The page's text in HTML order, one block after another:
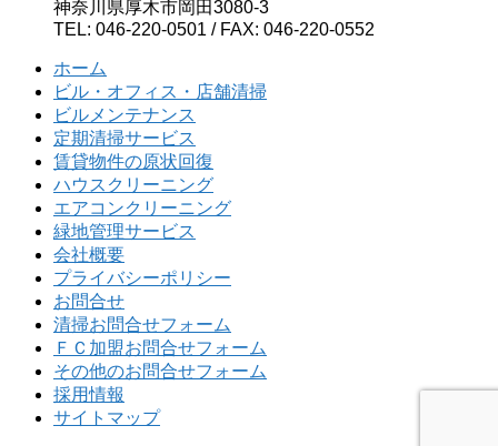
神奈川県厚木市岡田3080-3
TEL: 046-220-0501 / FAX: 046-220-0552
ホーム
ビル・オフィス・店舗清掃
ビルメンテナンス
定期清掃サービス
賃貸物件の原状回復
ハウスクリーニング
エアコンクリーニング
緑地管理サービス
会社概要
プライバシーポリシー
お問合せ
清掃お問合せフォーム
ＦＣ加盟お問合せフォーム
その他のお問合せフォーム
採用情報
サイトマップ